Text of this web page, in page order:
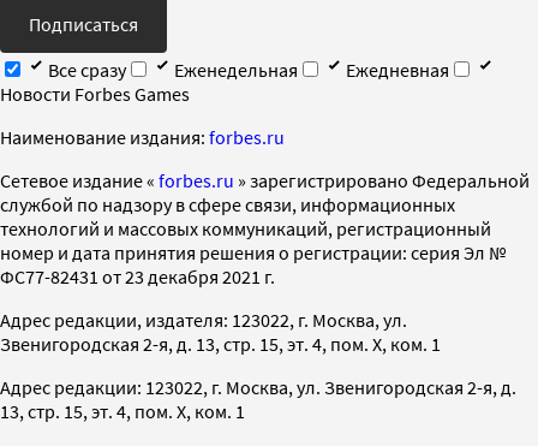
Подписаться
Все сразу
Еженедельная
Ежедневная
Новости Forbes Games
Наименование издания: forbes.ru
Cетевое издание « forbes.ru » зарегистрировано Федеральной
службой по надзору в сфере связи, информационных
технологий и массовых коммуникаций, регистрационный
номер и дата принятия решения о регистрации: серия Эл №
ФС77-82431 от 23 декабря 2021 г.
Адрес редакции, издателя: 123022, г. Москва, ул.
Звенигородская 2-я, д. 13, стр. 15, эт. 4, пом. X, ком. 1
Адрес редакции: 123022, г. Москва, ул. Звенигородская 2-я, д.
13, стр. 15, эт. 4, пом. X, ком. 1